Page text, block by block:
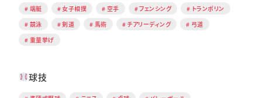
端艇
女子相撲 空手 フェンシング
トランポリン
競泳
剣道 馬術 チアリーディング
弓道
重量挙げ
球技